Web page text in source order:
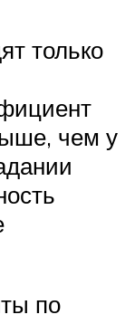
только
чем у
по